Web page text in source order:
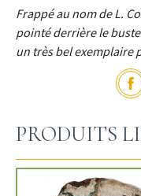
Frappé au nom de L.
pointé derrière le
un très bel exemplaire
PRODUITS